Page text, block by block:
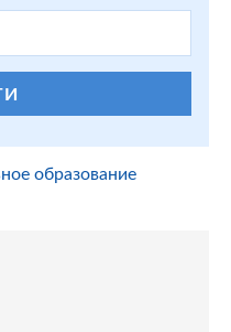
образование